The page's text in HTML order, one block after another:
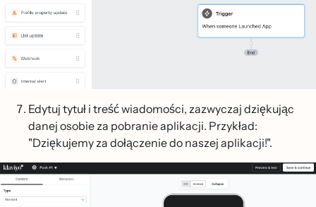
Edytuj tytuł i treść wiadomości, zazwyczaj dziękując
danej osobie za pobranie aplikacji. Przykład:
"Dziękujemy za dołączenie do naszej aplikacji!".